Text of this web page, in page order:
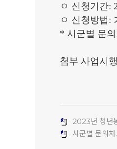
ㅇ 신청기간:
ㅇ 신청방법:
* 시군별 문의
첨부 사업시
2023년 청년
시군별 문의